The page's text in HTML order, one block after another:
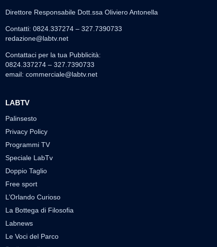
Direttore Responsabile Dott.ssa Oliviero Antonella
Contatti: 0824.337274 – 327.7390733
redazione@labtv.net
Contattaci per la tua Pubblicità:
0824.337274 – 327.7390733
email: commerciale@labtv.net
LABTV
Palinsesto
Privacy Policy
Programmi TV
Speciale LabTv
Doppio Taglio
Free sport
L’Orlando Curioso
La Bottega di Filosofia
Labnews
Le Voci del Parco